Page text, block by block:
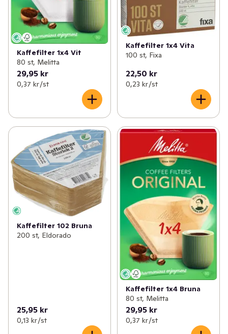
Kaffefilter 1x4 Vit
80 st, Melitta
29,95 kr
0,37 kr /st
Kaffefilter 1x4 Vita
100 st, Fixa
22,50 kr
0,23 kr /st
Kaffefilter 102 Bruna
200 st, Eldorado
25,95 kr
0,13 kr /st
Kaffefilter 1x4 Bruna
80 st, Melitta
29,95 kr
0,37 kr /st